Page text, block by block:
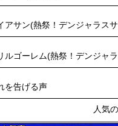
アサン(熱祭！デンジャラス
ルゴーレム(熱祭！デンジャ
を告げる声
人気